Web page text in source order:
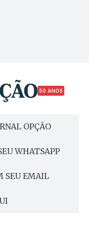
50 ANOS
OPÇÃO
WHATSAPP
SEU EMAIL